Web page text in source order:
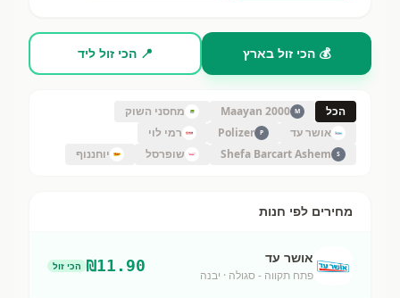
💰 הכי זול בארץ 📍 הכי זול ליד
הכל M
Maayan 2000
מחסני השוק
אושר עד
P
Polizer רמי לוי
S
Shefa Barcart Ashem שופרסל יוחננוף
מחירים לפי חנות
אושר עד
פתח תקווה - סגולה · יבנה
₪11.90 הכי זול